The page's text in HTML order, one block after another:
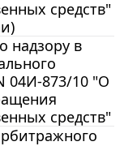
средств"
надзору в
04И-873/10 "О
средств"